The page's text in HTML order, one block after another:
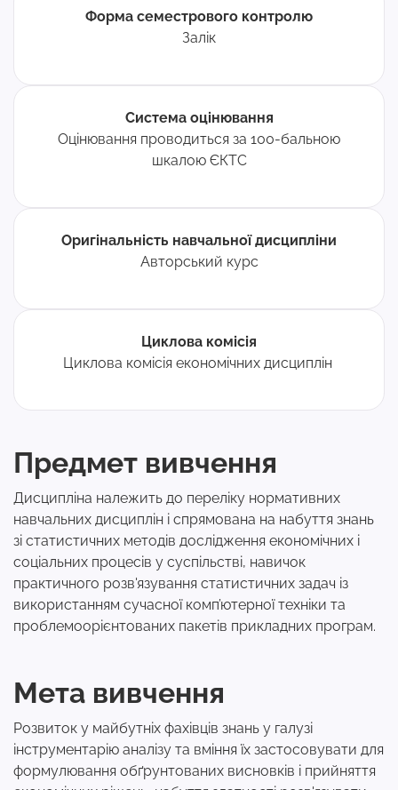
Форма семестрового контролю
Залік
Система оцінювання
Оцінювання проводиться за 100-бальною
шкалою ЄКТС
Оригінальність навчальної дисципліни
Авторський курс
Циклова комісія
Циклова комісія економічних дисциплін
Предмет вивчення
Дисципліна належить до переліку нормативних
навчальних дисциплін і спрямована на набуття знань
зі статистичних методів дослідження економічних і
соціальних процесів у суспільстві, навичок
практичного розв'язування статистичних задач із
використанням сучасної комп’ютерної техніки та
проблемоорієнтованих пакетів прикладних програм.
Мета вивчення
Розвиток у майбутніх фахівців знань у галузі
інструментарію аналізу та вміння їх застосовувати для
формулювання обґрунтованих висновків і прийняття